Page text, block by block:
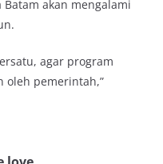
akan mengalami
agar program
oleh pemerintah,”